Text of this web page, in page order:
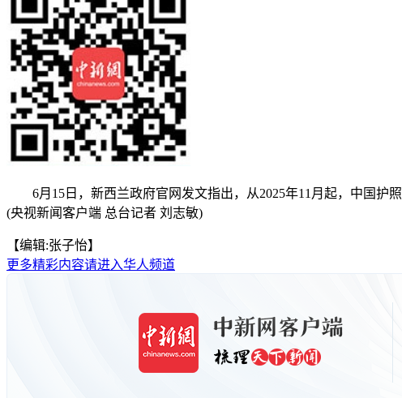
6月15日，新西兰政府官网发文指出，从2025年11月起，中国护
(央视新闻客户端 总台记者 刘志敏)
【编辑:张子怡】
更多精彩内容请进入华人频道